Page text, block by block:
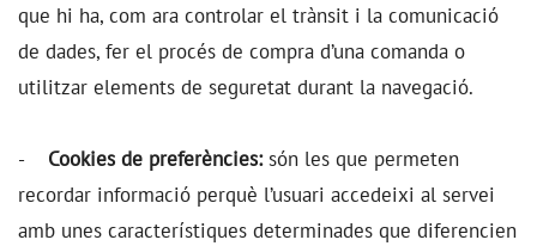
que hi ha, com ara controlar el trànsit i la comunicació
de dades, fer el procés de compra d’una comanda o
utilitzar elements de seguretat durant la navegació.
- Cookies de preferències:són les que permeten
recordar informació perquè l’usuari accedeixi al servei
amb unes característiques determinades que diferencien